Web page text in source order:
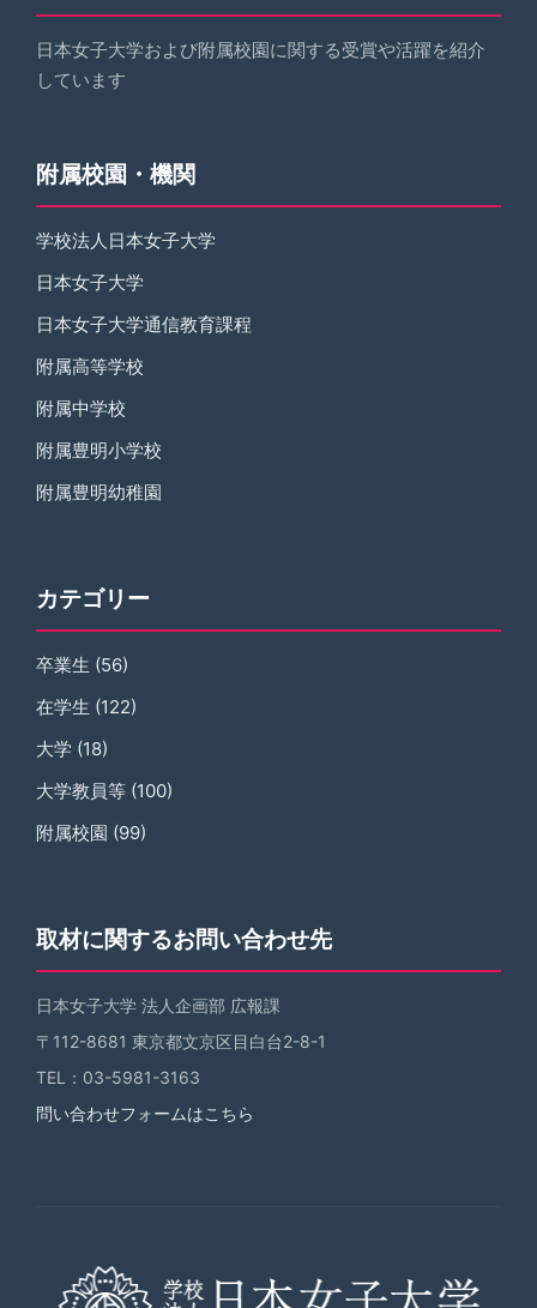
日本女子大学および附属校園に関する受賞や活躍を紹介
しています
附属校園・機関
学校法人日本女子大学
日本女子大学
日本女子大学通信教育課程
附属高等学校
附属中学校
附属豊明小学校
附属豊明幼稚園
カテゴリー
卒業生 (56)
在学生 (122)
大学 (18)
大学教員等 (100)
附属校園 (99)
取材に関するお問い合わせ先
日本女子大学 法人企画部 広報課
〒112-8681 東京都文京区目白台2-8-1
TEL：03-5981-3163
問い合わせフォームはこちら